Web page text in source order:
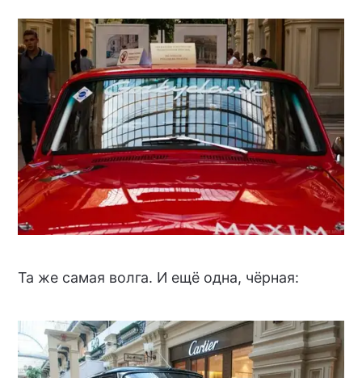
Та же самая волга. И ещё одна, чёрная: